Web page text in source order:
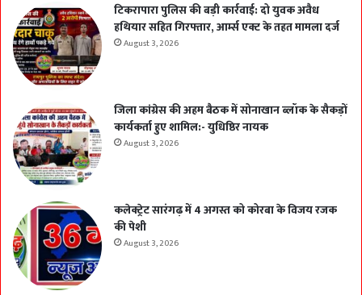
टिकरापारा पुलिस की बड़ी कार्रवाई: दो युवक अवैध
हथियार सहित गिरफ्तार, आर्म्स एक्ट के तहत मामला दर्ज
August 3, 2026
जिला कांग्रेस की अहम बैठक में सोनाखान ब्लॉक के सैकड़ों
कार्यकर्ता हुए शामिल:- युधिष्ठिर नायक
August 3, 2026
कलेक्ट्रेट सारंगढ़ में 4 अगस्त को कोरबा के विजय रजक
की पेशी
August 3, 2026